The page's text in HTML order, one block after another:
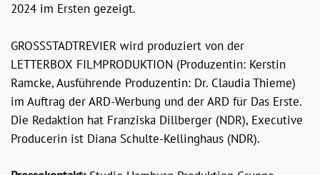
2024 im Ersten gezeigt.
GROSSSTADTREVIER wird produziert von der
LETTERBOX FILMPRODUKTION (Produzentin: Kerstin
Ramcke, Ausführende Produzentin: Dr. Claudia Thieme)
im Auftrag der ARD-Werbung und der ARD für Das Erste.
Die Redaktion hat Franziska Dillberger (NDR), Executive
Producerin ist Diana Schulte-Kellinghaus (NDR).